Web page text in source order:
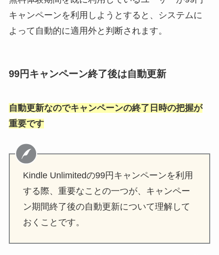
キャンペーンを利用しようとすると、システムに
よって自動的に適用外と判断されます。
99円キャンペーン終了後は自動更新
自動更新なのでキャンペーンの終了日時の把握が
重要です
Kindle Unlimitedの99円キャンペーンを利用
する際、重要なことの一つが、キャンペー
ン期間終了後の自動更新について理解して
おくことです。